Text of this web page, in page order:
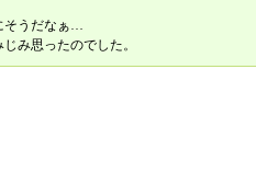
そうだなぁ…
じみ思ったのでした。